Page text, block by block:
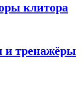
клитора
и тренажёры